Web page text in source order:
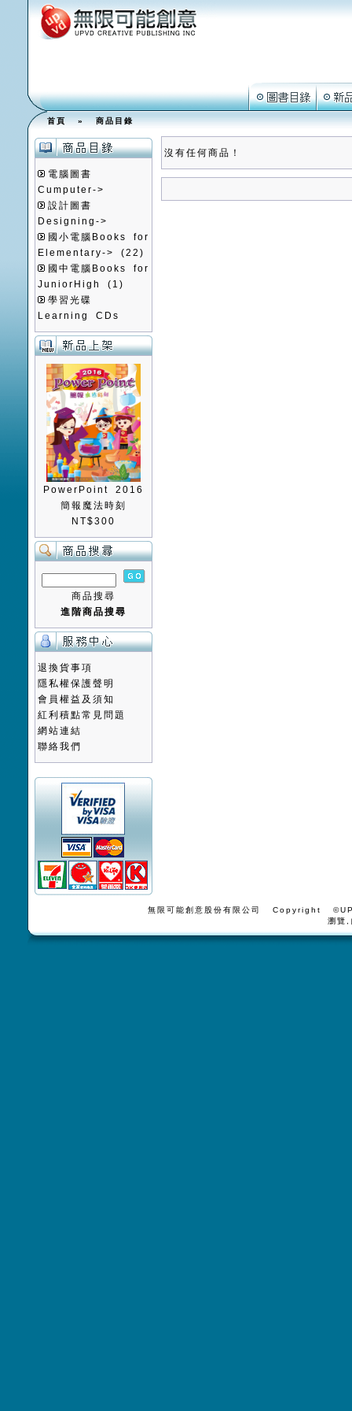
首頁»商品目錄
電腦圖書
Cumputer->
設計圖書
Designing->
國小電腦Books for
Elementary->
(22)
國中電腦Books for
JuniorHigh
(1)
學習光碟
Learning CDs
PowerPoint 2016
簡報魔法時刻
NT$300
商品搜尋
進階商品搜尋
退換貨事項
隱私權保護聲明
會員權益及須知
紅利積點常見問題
網站連結
聯絡我們
沒有任何商品！
無限可能創意股份有限公司 Copyright
瀏